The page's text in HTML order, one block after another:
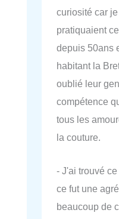
curiosité car
pratiquaient
depuis 50ans
habitant la
oublié leur
compétence
tous les
la couture.
- J'ai trouvé
ce fut une
beaucoup de